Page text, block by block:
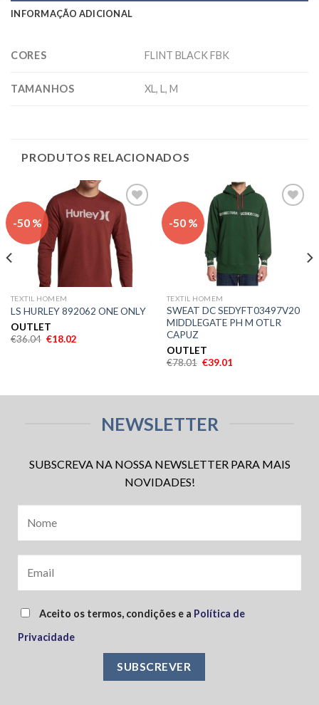
INFORMAÇÃO ADICIONAL
CORES FLINT BLACK FBK
TAMANHOS XL, L, M
PRODUTOS RELACIONADOS
-50 %
Adicionar
aos meus
desejos
TEXTIL HOMEM
LS HURLEY 892062 ONE ONLY
OUTLET
€36.04 €18.02
-50 %
Adicionar
aos meus
desejos
TEXTIL HOMEM
SWEAT DC SEDYFT03497V20
MIDDLEGATE PH M OTLR
CAPUZ
OUTLET
€78.01 €39.01
NEWSLETTER
SUBSCREVA NA NOSSA NEWSLETTER PARA MAIS
NOVIDADES!
Aceito os termos, condições e a Política de
Privacidade